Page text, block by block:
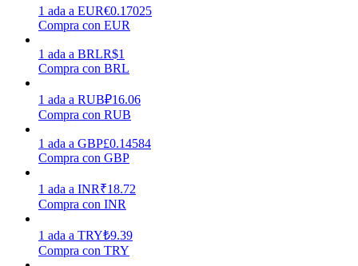
Power Piggy
Staking
1 ada a EUR€0.17025
Compra con EUR
1 ada a BRLR$1
Compra con BRL
1 ada a RUB₽16.06
Compra con RUB
1 ada a GBP£0.14584
Compra con GBP
1 ada a INR₹18.72
Compra con INR
1 ada a TRY₺9.39
Compra con TRY